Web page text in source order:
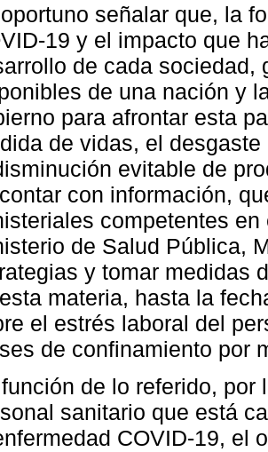
señalar que, la
19 y el impacto que
de cada sociedad,
de una nación y
para afrontar esta
de vidas, el
evitable de
con información,
competentes
de Salud Pública,
y tomar medidas
materia, hasta la
el estrés laboral del
de confinamiento por
de lo referido,
sanitario que está
COVID-19, el